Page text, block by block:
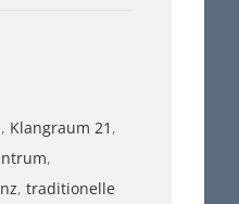
, Klangraum 21 ,
,
,traditionelle